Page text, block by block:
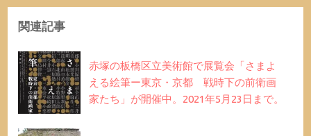
関連記事
赤塚の板橋区立美術館で展覧会「さまよ
える絵筆ー東京・京都 戦時下の前衛画
家たち」が開催中。2021年5月23日まで。